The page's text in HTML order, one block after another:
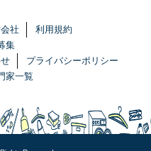
社
利用規約
集
プライバシーポリシー
家一覧